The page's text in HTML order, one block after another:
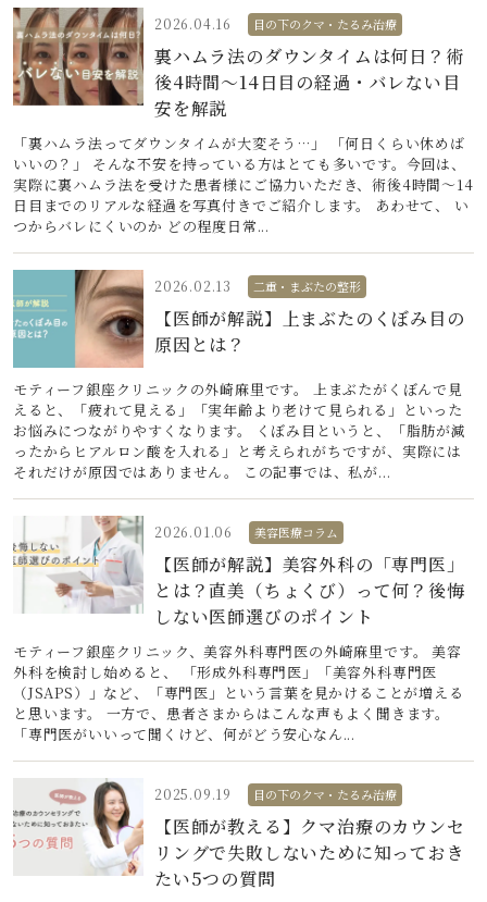
2026.04.16 目の下のクマ・たるみ治療
裏ハムラ法のダウンタイムは何日？術
後4時間〜14日目の経過・バレない目
安を解説
「裏ハムラ法ってダウンタイムが大変そう…」 「何日くらい休めば
いいの？」 そんな不安を持っている方はとても多いです。今回は、
実際に裏ハムラ法を受けた患者様にご協力いただき、術後4時間〜14
日目までのリアルな経過を写真付きでご紹介します。 あわせて、 い
つからバレにくいのか どの程度日常...
2026.02.13 二重・まぶたの整形
【医師が解説】上まぶたのくぼみ目の
原因とは？
モティーフ銀座クリニックの外崎麻里です。 上まぶたがくぼんで見
えると、「疲れて見える」「実年齢より老けて見られる」といった
お悩みにつながりやすくなります。 くぼみ目というと、「脂肪が減
ったからヒアルロン酸を入れる」と考えられがちですが、実際には
それだけが原因ではありません。 この記事では、私が...
2026.01.06 美容医療コラム
【医師が解説】美容外科の「専門医」
とは？直美（ちょくび）って何？後悔
しない医師選びのポイント
モティーフ銀座クリニック、美容外科専門医の外崎麻里です。 美容
外科を検討し始めると、 「形成外科専門医」「美容外科専門医
（JSAPS）」など、「専門医」という言葉を見かけることが増える
と思います。 一方で、患者さまからはこんな声もよく聞きます。
「専門医がいいって聞くけど、何がどう安心なん...
2025.09.19 目の下のクマ・たるみ治療
【医師が教える】クマ治療のカウンセ
リングで失敗しないために知っておき
たい5つの質問